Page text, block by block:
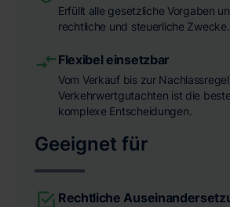
Erfüllt alle gesetzliche Vorgaben
rechtliche und steuerliche Zwecke.
Flexibel einsetzbar
Vom Verkauf bis zur
Verkehrwertgutachten ist die
komplexe Entscheidungen.
Geeignet für
Rechtliche